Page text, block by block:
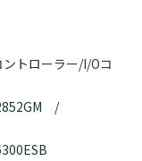
トローラー/I/Oコ
/